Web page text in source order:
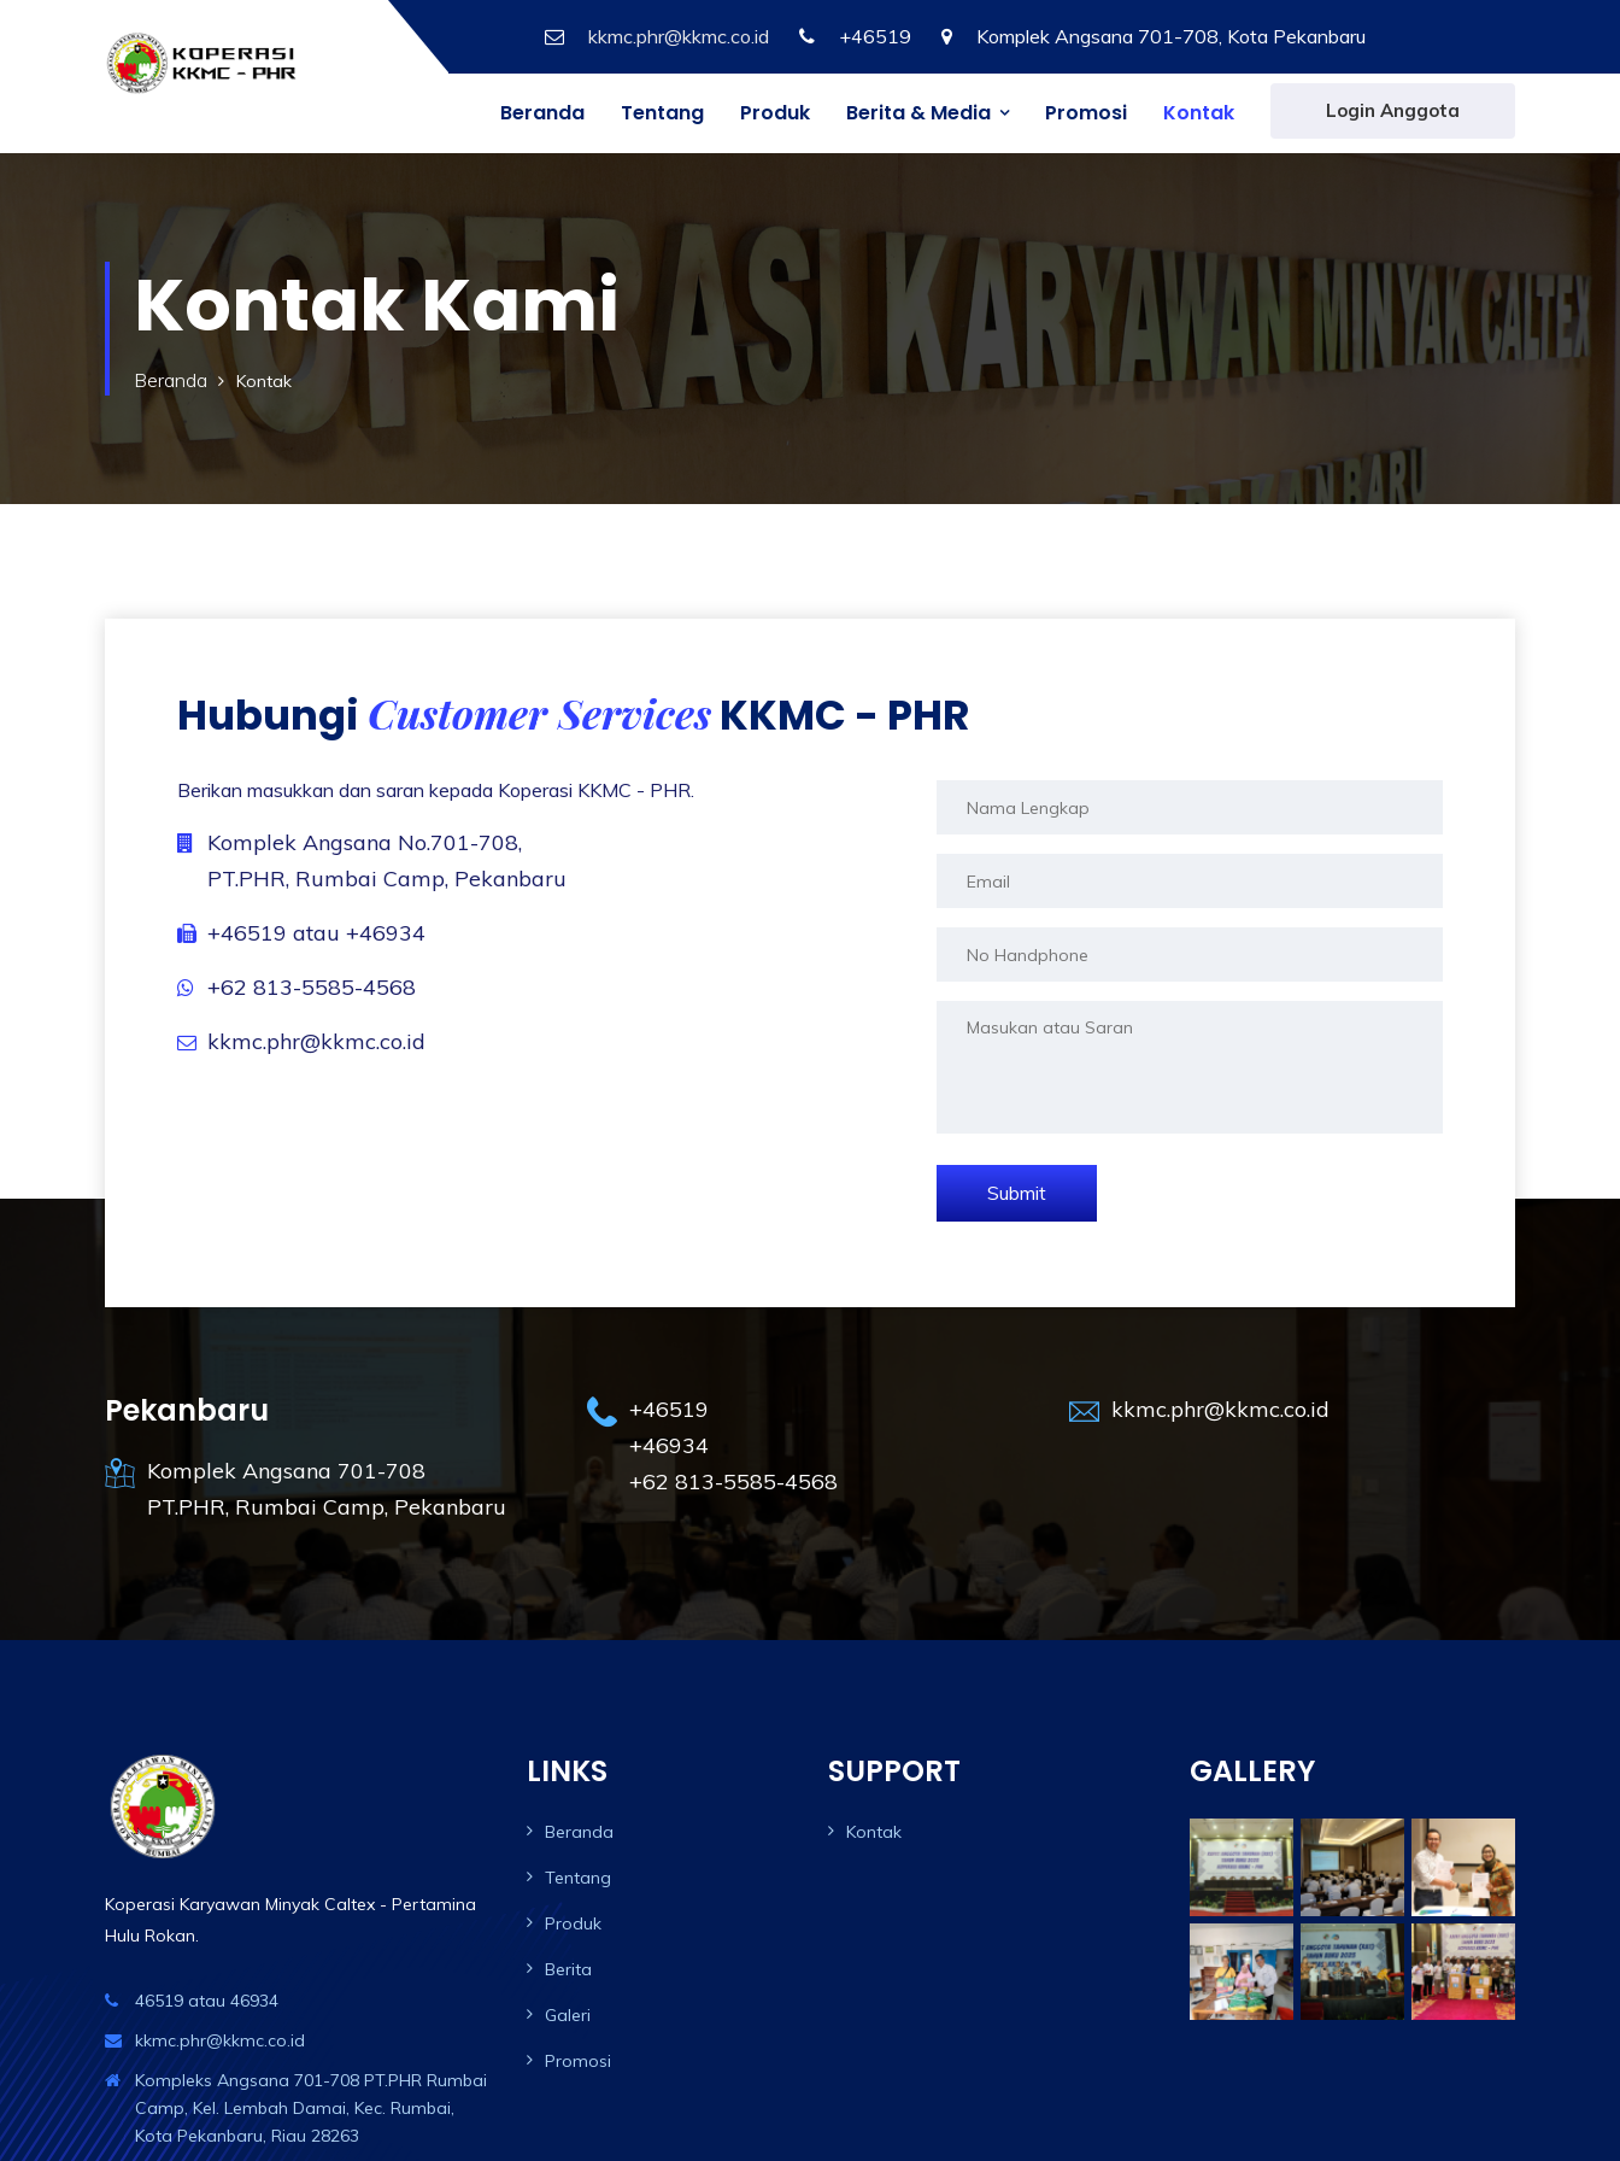
kkmc.phr@kkmc.co.id +46519 Komplek Angsana 701-708, Kota Pekanbaru
Beranda Tentang Produk Berita & Media Promosi Kontak Login Anggota
Kontak Kami
Beranda Kontak
Hubungi Customer ServicesKKMC - PHR
Berikan masukkan dan saran kepada Koperasi KKMC - PHR.
Komplek Angsana No.701-708,
PT.PHR, Rumbai Camp, Pekanbaru
+46519 atau +46934
+62 813-5585-4568
kkmc.phr@kkmc.co.id
Submit
Pekanbaru
Komplek Angsana 701-708
PT.PHR, Rumbai Camp, Pekanbaru
+46519
+46934
+62 813-5585-4568
kkmc.phr@kkmc.co.id
Koperasi Karyawan Minyak Caltex - Pertamina
Hulu Rokan.
46519 atau 46934
kkmc.phr@kkmc.co.id
Kompleks Angsana 701-708 PT.PHR Rumbai
Camp, Kel. Lembah Damai, Kec. Rumbai,
Kota Pekanbaru, Riau 28263
LINKS
Beranda
Tentang
Produk
Berita
Galeri
Promosi
SUPPORT
Kontak
GALLERY